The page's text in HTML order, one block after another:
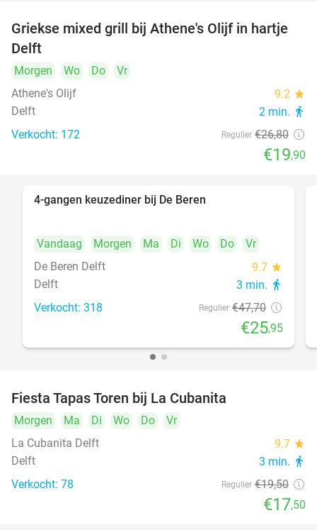
26%
Griekse mixed grill bij Athene's Olijf in hartje
Delft
Morgen Wo Do
Vr
Athene's Olijf
9.2 star
Delft 2 min. directions_walk
Verkocht: 172 Regulier €26,80
€19,90
4-gangen keuzediner bij De Beren
Vandaag Morgen Ma Di Wo Do
Vr
De Beren Delft
9.7 star
Delft 3 min. directions_walk
Verkocht: 318 Regulier €47,70
€25,95
Fiesta Tapas Toren bij La Cubanita
Morgen Ma Di Wo Do
Vr
La Cubanita Delft
9.7 star
Delft 3 min. directions_walk
Verkocht: 78 Regulier €19,50
€17,50